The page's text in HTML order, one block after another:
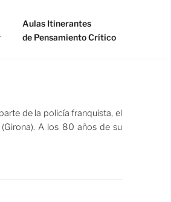
Aulas Itinerantes
de Pensamiento Crítico
de la policía franquista, el
A los 80 años de su